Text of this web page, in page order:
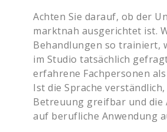
Achten Sie darauf, ob der
marktnah ausgerichtet ist.
Behandlungen so trainiert,
im Studio tatsächlich
erfahrene Fachpersonen
Ist die Sprache verständlich,
Betreuung greifbar und die
auf berufliche Anwendung